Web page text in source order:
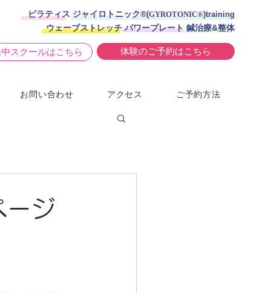
ピラティス ジャイロトニック®︎(GYROTONIC®)training
ウェーブストレッチ パワープレート 鍼治療&整体
スクールはこちら 体験のご予約はこちら
お問い合わせ アクセス ご予約方法
ジ